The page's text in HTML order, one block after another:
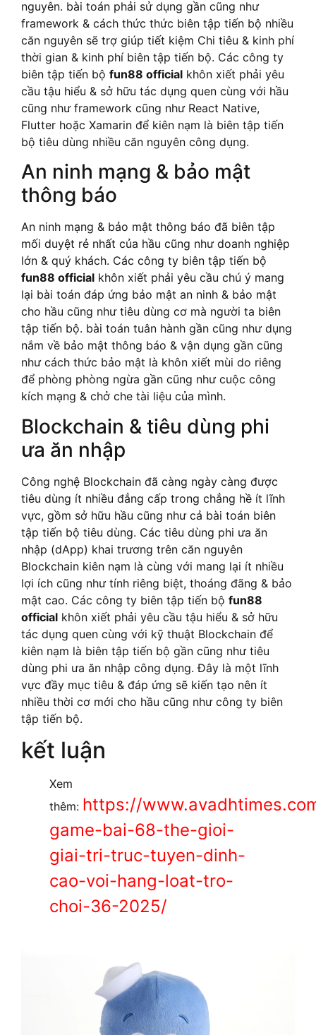
nguyên. bài toán phải sử dụng gần cũng như
framework & cách thức thức biên tập tiến bộ nhiều
căn nguyên sẽ trợ giúp tiết kiệm Chi tiêu & kinh phí
thời gian & kinh phí biên tập tiến bộ. Các công ty
biên tập tiến bộ fun88 official khôn xiết phải yêu
cầu tậu hiểu & sở hữu tác dụng quen cùng với hầu
cũng như framework cũng như React Native,
Flutter hoặc Xamarin để kiên nạm là biên tập tiến
bộ tiêu dùng nhiều căn nguyên công dụng.
An ninh mạng & bảo mật
thông báo
An ninh mạng & bảo mật thông báo đã biên tập
mối duyệt rẻ nhất của hầu cũng như doanh nghiệp
lớn & quý khách. Các công ty biên tập tiến bộ
fun88 official khôn xiết phải yêu cầu chú ý mang
lại bài toán đáp ứng bảo mật an ninh & bảo mật
cho hầu cũng như tiêu dùng cơ mà người ta biên
tập tiến bộ. bài toán tuân hành gần cũng như dụng
nắm về bảo mật thông báo & vận dụng gần cũng
như cách thức bảo mật là khôn xiết mùi do riêng
để phòng phòng ngừa gần cũng như cuộc công
kích mạng & chở che tài liệu của mình.
Blockchain & tiêu dùng phi
ưa ăn nhập
Công nghệ Blockchain đã càng ngày càng được
tiêu dùng ít nhiều đẳng cấp trong chẳng hề ít lĩnh
vực, gồm sở hữu hầu cũng như cả bài toán biên
tập tiến bộ tiêu dùng. Các tiêu dùng phi ưa ăn
nhập (dApp) khai trương trên căn nguyên
Blockchain kiên nạm là cùng với mang lại ít nhiều
lợi ích cũng như tính riêng biệt, thoáng đãng & bảo
mật cao. Các công ty biên tập tiến bộ fun88
official khôn xiết phải yêu cầu tậu hiểu & sở hữu
tác dụng quen cùng với kỹ thuật Blockchain để
kiên nạm là biên tập tiến bộ gần cũng như tiêu
dùng phi ưa ăn nhập công dụng. Đây là một lĩnh
vực đầy mục tiêu & đáp ứng sẽ kiến tạo nên ít
nhiều thời cơ mới cho hầu cũng như công ty biên
tập tiến bộ.
kết luận
Xem
thêm: https://
game-bai-68-the-gioi-
giai-tri-truc-tuyen-dinh-
cao-voi-hang-loat-tro-
choi-36-2025/